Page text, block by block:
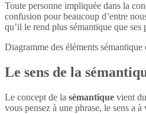
Toute personne impliquée dans la
confusion pour beaucoup d’entre
qu’il le rend plus sémantique que ses
Diagramme des éléments sémantique
Le sens de la
Le concept de la sémantique vient du
vous pensez à une phrase, le sens a